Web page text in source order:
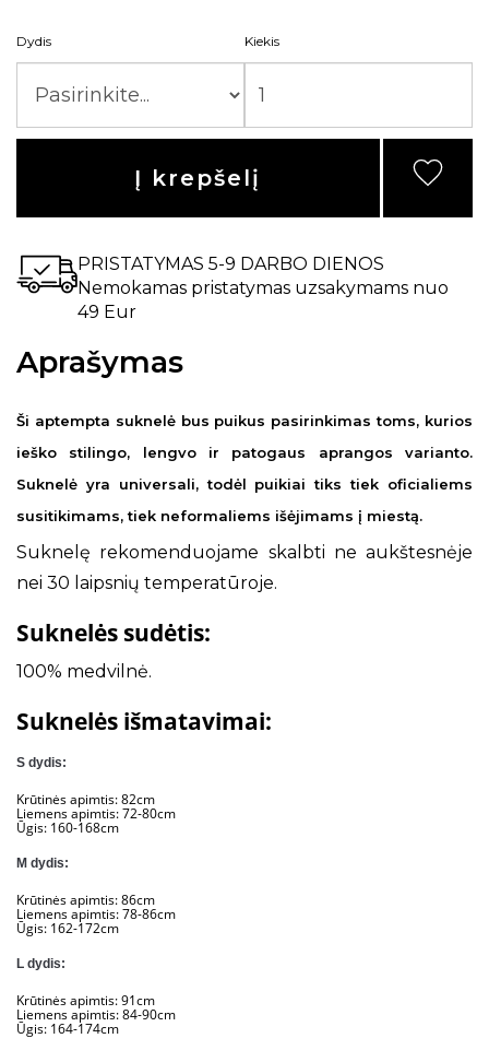
Dydis Kiekis
Į krepšelį
PRISTATYMAS 5-9 DARBO DIENOS
Nemokamas pristatymas uzsakymams nuo
49 Eur
Aprašymas
Ši aptempta suknelė bus puikus pasirinkimas toms, kurios
ieško stilingo, lengvo ir patogaus aprangos varianto.
Suknelė yra universali, todėl puikiai tiks tiek oficialiems
susitikimams, tiek neformaliems išėjimams į miestą.
Suknelę rekomenduojame skalbti ne aukštesnėje
nei 30 laipsnių temperatūroje.
Suknelės sudėtis:
100% medvilnė.
Suknelės išmatavimai:
S dydis:
Krūtinės apimtis: 82cm
Liemens apimtis: 72-80cm
Ūgis: 160-168cm
M dydis:
Krūtinės apimtis: 86cm
Liemens apimtis: 78-86cm
Ūgis: 162-172cm
L dydis:
Krūtinės apimtis: 91cm
Liemens apimtis: 84-90cm
Ūgis: 164-174cm